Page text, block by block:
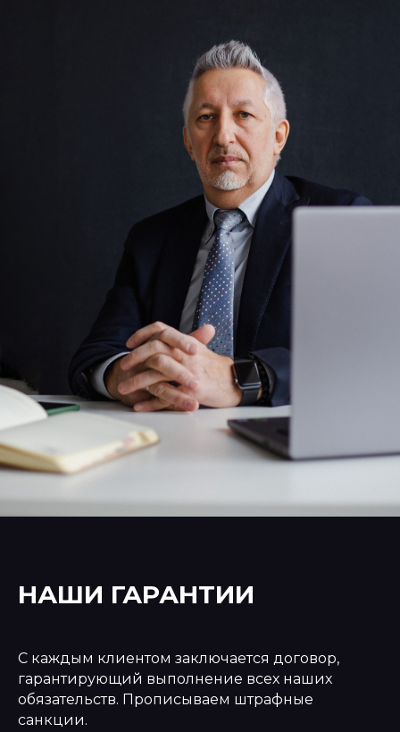
НАШИ ГАРАНТИИ
С каждым клиентом заключается договор,
гарантирующий выполнение всех наших
обязательств. Прописываем штрафные
санкции.